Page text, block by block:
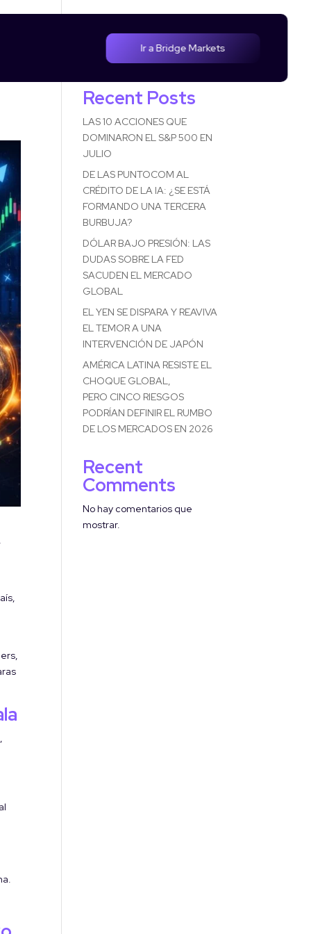
Ir a Bridge Markets
Buscar
Recent Posts
LAS 10 ACCIONES QUE
DOMINARON EL S&P 500 EN
JULIO
DE LAS PUNTOCOM AL
CRÉDITO DE LA IA: ¿SE ESTÁ
FORMANDO UNA TERCERA
BURBUJA?
DÓLAR BAJO PRESIÓN: LAS
DUDAS SOBRE LA FED
SACUDEN EL MERCADO
GLOBAL
EL YEN SE DISPARA Y REAVIVA
EL TEMOR A UNA
INTERVENCIÓN DE JAPÓN
AMÉRICA LATINA RESISTE EL
CHOQUE GLOBAL,
PERO CINCO RIESGOS
PODRÍAN DEFINIR EL RUMBO
DE LOS MERCADOS EN 2026
Recent
Comments
No hay comentarios que
mostrar.